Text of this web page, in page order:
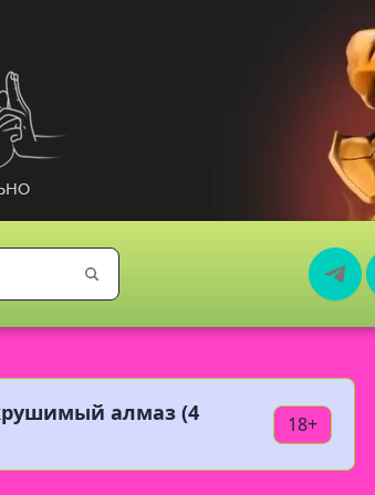
алмаз (4
18+